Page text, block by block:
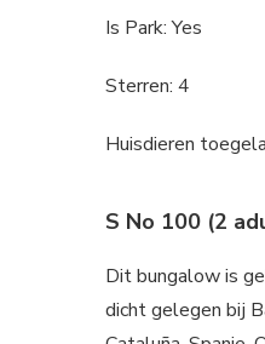
Is Park: Yes
Sterren: 4
Huisdieren
S No 100 (2
Dit bungalow is
dicht gelegen bij